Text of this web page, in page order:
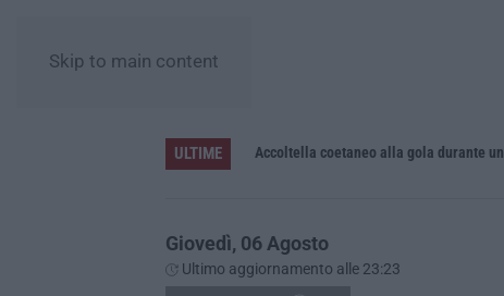
Skip to main content
ULTIME Accoltella coetaneo alla gola durante
Giovedì, 06 Agosto
Ultimo aggiornamento alle 23:23